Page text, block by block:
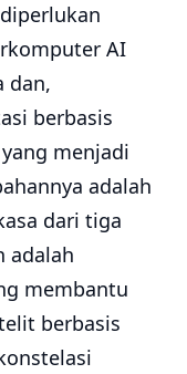
AI
dan,
berbasis
menjadi
adalah
dari tiga
adalah
membantu
berbasis